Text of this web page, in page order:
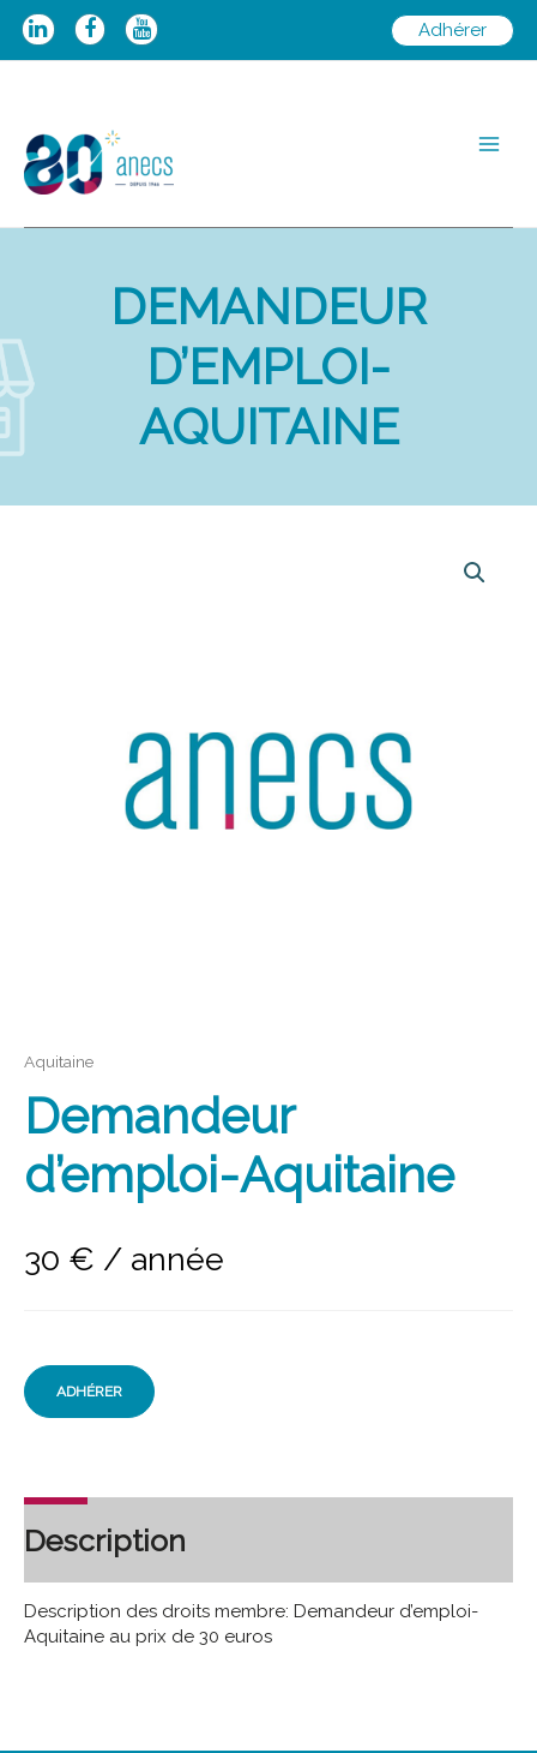
Aller
Adhérer
DEMANDEUR
D’EMPLOI-
AQUITAINE
Aquitaine
Demandeur
d’emploi-Aquitaine
30 € / année
ADHÉRER
Description
Description des droits membre: Demandeur d’emploi-
Aquitaine au prix de 30 euros